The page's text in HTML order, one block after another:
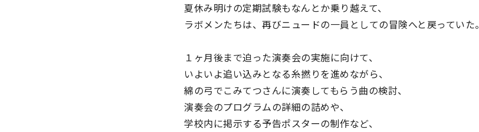
夏休み明けの定期試験もなんとか乗り越えて、
ラボメンたちは、再びニュードの一員としての冒険へと戻っていた。
１ヶ月後まで迫った演奏会の実施に向けて、
いよいよ追い込みとなる糸撚りを進めながら、
綿の弓でこみてつさんに演奏してもらう曲の検討、
演奏会のプログラムの詳細の詰めや、
学校内に掲示する予告ポスターの制作など、